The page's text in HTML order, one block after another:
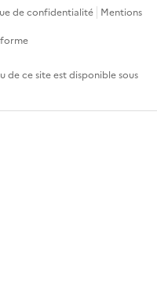
de confidentialité Mentions
ce site est disponible sous